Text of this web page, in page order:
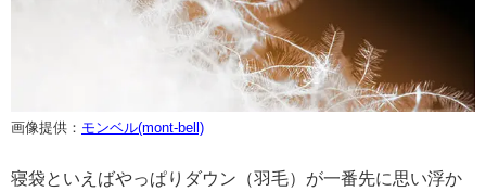
画像提供： モンベル(mont-bell)
寝袋といえばやっぱりダウン（羽毛）が一番先に思い浮か